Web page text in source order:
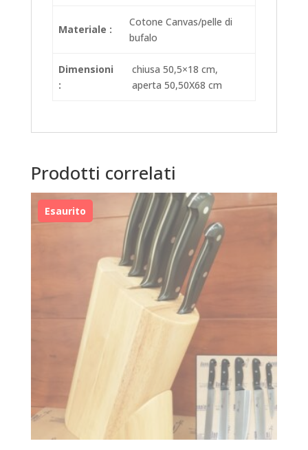
Materiale :
Cotone Canvas/pelle di
bufalo
Dimensioni
:
chiusa 50,5×18 cm,
aperta 50,50X68 cm
Prodotti correlati